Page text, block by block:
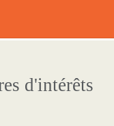
d'intérêts